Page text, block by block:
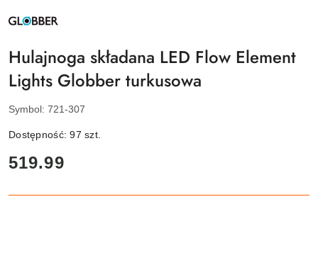
NAZWA
PRODUCENTA:
Hulajnoga składana LED Flow Element
Lights Globber turkusowa
Symbol: 721-307
Dostępność:97szt.
cena:
519.99